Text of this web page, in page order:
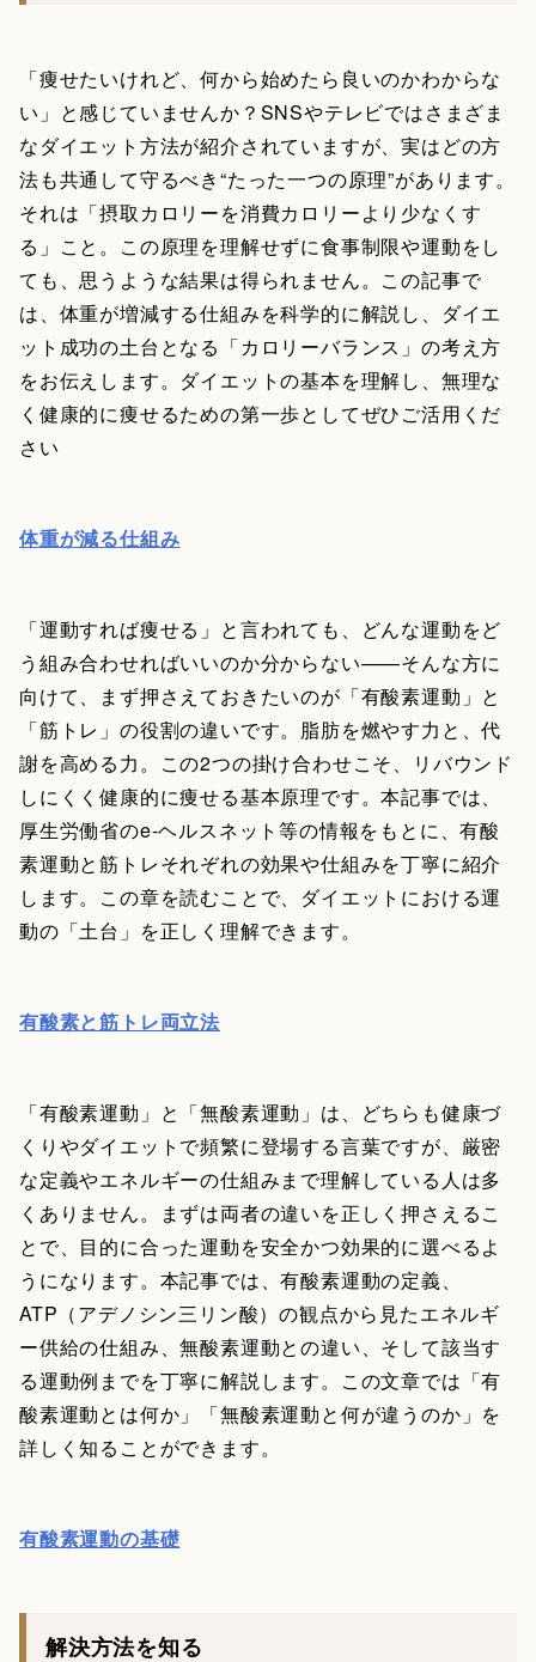
「痩せたいけれど、何から始めたら良いのかわからな
い」と感じていませんか？SNSやテレビではさまざま
なダイエット方法が紹介されていますが、実はどの方
法も共通して守るべき“たった一つの原理”があります。
それは「摂取カロリーを消費カロリーより少なくす
る」こと。この原理を理解せずに食事制限や運動をし
ても、思うような結果は得られません。この記事で
は、体重が増減する仕組みを科学的に解説し、ダイエ
ット成功の土台となる「カロリーバランス」の考え方
をお伝えします。ダイエットの基本を理解し、無理な
く健康的に痩せるための第一歩としてぜひご活用くだ
さい
体重が減る仕組み
「運動すれば痩せる」と言われても、どんな運動をど
う組み合わせればいいのか分からない——そんな方に
向けて、まず押さえておきたいのが「有酸素運動」と
「筋トレ」の役割の違いです。脂肪を燃やす力と、代
謝を高める力。この2つの掛け合わせこそ、リバウンド
しにくく健康的に痩せる基本原理です。本記事では、
厚生労働省のe-ヘルスネット等の情報をもとに、有酸
素運動と筋トレそれぞれの効果や仕組みを丁寧に紹介
します。この章を読むことで、ダイエットにおける運
動の「土台」を正しく理解できます。
有酸素と筋トレ両立法
「有酸素運動」と「無酸素運動」は、どちらも健康づ
くりやダイエットで頻繁に登場する言葉ですが、厳密
な定義やエネルギーの仕組みまで理解している人は多
くありません。まずは両者の違いを正しく押さえるこ
とで、目的に合った運動を安全かつ効果的に選べるよ
うになります。本記事では、有酸素運動の定義、
ATP（アデノシン三リン酸）の観点から見たエネルギ
ー供給の仕組み、無酸素運動との違い、そして該当す
る運動例までを丁寧に解説します。この文章では「有
酸素運動とは何か」「無酸素運動と何が違うのか」を
詳しく知ることができます。
有酸素運動の基礎
解決方法を知る